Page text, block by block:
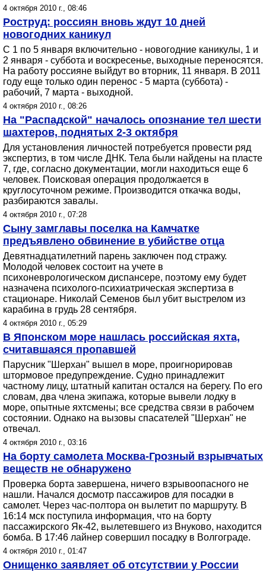
4 октября 2010 г., 08:46
Роструд: россиян вновь ждут 10 дней
новогодних каникул
С 1 по 5 января включительно - новогодние каникулы, 1 и
2 января - суббота и воскресенье, выходные переносятся.
На работу россияне выйдут во вторник, 11 января. В 2011
году еще только один перенос - 5 марта (суббота) -
рабочий, 7 марта - выходной.
4 октября 2010 г., 08:26
На "Распадской" началось опознание тел шести
шахтеров, поднятых 2-3 октября
Для установления личностей потребуется провести ряд
экспертиз, в том числе ДНК. Тела были найдены на пласте
7, где, согласно документации, могли находиться еще 6
человек. Поисковая операция продолжается в
круглосуточном режиме. Производится откачка воды,
разбираются завалы.
4 октября 2010 г., 07:28
Сыну замглавы поселка на Камчатке
предъявлено обвинение в убийстве отца
Девятнадцатилетний парень заключен под стражу.
Молодой человек состоит на учете в
психоневрологическом диспансере, поэтому ему будет
назначена психолого-психиатрическая экспертиза в
стационаре. Николай Семенов был убит выстрелом из
карабина в грудь 28 сентября.
4 октября 2010 г., 05:29
В Японском море нашлась российская яхта,
считавшаяся пропавшей
Парусник "Шерхан" вышел в море, проигнорировав
штормовое предупреждение. Судно принадлежит
частному лицу, штатный капитан остался на берегу. По его
словам, два члена экипажа, которые вывели лодку в
море, опытные яхтсмены; все средства связи в рабочем
состоянии. Однако на вызовы спасателей "Шерхан" не
отвечал.
4 октября 2010 г., 03:16
На борту самолета Москва-Грозный взрывчатых
веществ не обнаружено
Проверка борта завершена, ничего взрывоопасного не
нашли. Начался досмотр пассажиров для посадки в
самолет. Через час-полтора он вылетит по маршруту. В
16:14 мск поступила информация, что на борту
пассажирского Як-42, вылетевшего из Внуково, находится
бомба. В 17:46 лайнер совершил посадку в Волгограде.
4 октября 2010 г., 01:47
Онищенко заявляет об отсутствии у России